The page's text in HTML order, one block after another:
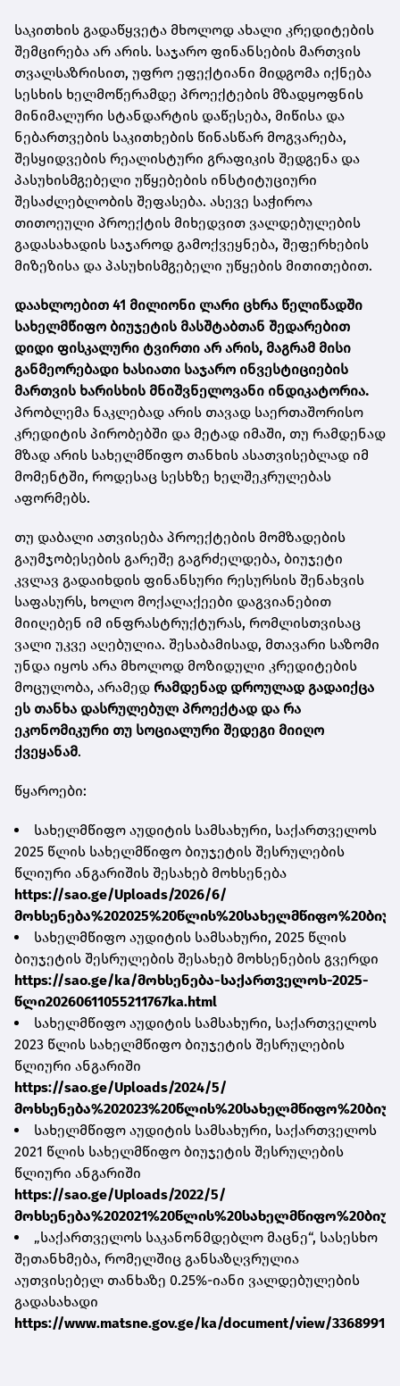
საკითხის გადაწყვეტა მხოლოდ ახალი კრედიტების
შემცირება არ არის. საჯარო ფინანსების მართვის
თვალსაზრისით, უფრო ეფექტიანი მიდგომა იქნება
სესხის ხელმოწერამდე პროექტების მზადყოფნის
მინიმალური სტანდარტის დაწესება, მიწისა და
ნებართვების საკითხების წინასწარ მოგვარება,
შესყიდვების რეალისტური გრაფიკის შედგენა და
პასუხისმგებელი უწყებების ინსტიტუციური
შესაძლებლობის შეფასება. ასევე საჭიროა
თითოეული პროექტის მიხედვით ვალდებულების
გადასახადის საჯაროდ გამოქვეყნება, შეფერხების
მიზეზისა და პასუხისმგებელი უწყების მითითებით.
დაახლოებით 41 მილიონი ლარი ცხრა წელიწადში
სახელმწიფო ბიუჯეტის მასშტაბთან შედარებით
დიდი ფისკალური ტვირთი არ არის, მაგრამ მისი
განმეორებადი ხასიათი საჯარო ინვესტიციების
მართვის ხარისხის მნიშვნელოვანი ინდიკატორია.
პრობლემა ნაკლებად არის თავად საერთაშორისო
კრედიტის პირობებში და მეტად იმაში, თუ რამდენად
მზად არის სახელმწიფო თანხის ასათვისებლად იმ
მომენტში, როდესაც სესხზე ხელშეკრულებას
აფორმებს.
თუ დაბალი ათვისება პროექტების მომზადების
გაუმჯობესების გარეშე გაგრძელდება, ბიუჯეტი
კვლავ გადაიხდის ფინანსური რესურსის შენახვის
საფასურს, ხოლო მოქალაქეები დაგვიანებით
მიიღებენ იმ ინფრასტრუქტურას, რომლისთვისაც
ვალი უკვე აღებულია. შესაბამისად, მთავარი საზომი
უნდა იყოს არა მხოლოდ მოზიდული კრედიტების
მოცულობა, არამედ რამდენად დროულად გადაიქცა
ეს თანხა დასრულებულ პროექტად და რა
ეკონომიკური თუ სოციალური შედეგი მიიღო
ქვეყანამ.
წყაროები:
სახელმწიფო აუდიტის სამსახური, საქართველოს
2025 წლის სახელმწიფო ბიუჯეტის შესრულების
წლიური ანგარიშის შესახებ მოხსენება
https://sao.ge/Uploads/2026/6/
სახელმწიფო აუდიტის სამსახური, 2025 წლის
ბიუჯეტის შესრულების შესახებ მოხსენების გვერდი
https://sao.ge/ka/მოხსენება-საქართველოს-2025-
წლი20260611055211767ka.html
სახელმწიფო აუდიტის სამსახური, საქართველოს
2023 წლის სახელმწიფო ბიუჯეტის შესრულების
წლიური ანგარიში
https://sao.ge/Uploads/2024/5/
სახელმწიფო აუდიტის სამსახური, საქართველოს
2021 წლის სახელმწიფო ბიუჯეტის შესრულების
წლიური ანგარიში
https://sao.ge/Uploads/2022/5/
„საქართველოს საკანონმდებლო მაცნე“, სასესხო
შეთანხმება, რომელშიც განსაზღვრულია
აუთვისებელ თანხაზე 0.25%-იანი ვალდებულების
გადასახადი
https://www.matsne.gov.ge/ka/document/view/3368991